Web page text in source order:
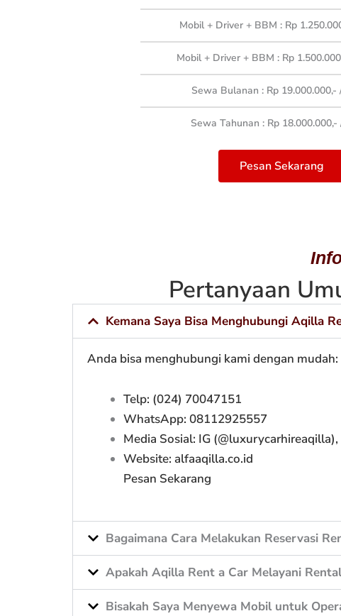
Mobil + Driver + BBM : Rp
Mobil + Driver + BBM : Rp
Sewa Bulanan : Rp 19.000.000,-
Sewa Tahunan : Rp
Pesan Sekarang
Pertanyaan
Kemana Saya Bisa Menghubungi Aqilla
Anda bisa menghubungi kami dengan mudah:
Telp: (024) 70047151
WhatsApp: 08112925557
Media Sosial: IG (@luxurycarhireaqilla),
Website: alfaaqilla.co.id
Pesan Sekarang
Bagaimana Cara Melakukan Reservasi
Apakah Aqilla Rent a Car Melayani
Bisakah Saya Menyewa Mobil untuk